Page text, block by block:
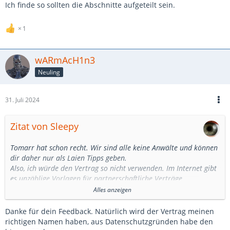
Ich finde so sollten die Abschnitte aufgeteilt sein.
1
wARmAcH1n3
Neuling
31. Juli 2024
Zitat von Sleepy
Tomarr hat schon recht. Wir sind alle keine Anwälte und können
dir daher nur als Laien Tipps geben.
Also, ich würde den Vertrag so nicht verwenden. Im Internet gibt
es unzählige Vorlagen für partnerschaftliche Verträge.
Auf einen Vertrag gehört ein Datum.
wARmAcH1n3 (im Folgenden "Auftraggeber"). Hier nimmt
man den echten Namen.
Alles anzeigen
Danke für dein Feedback. Natürlich wird der Vertrag meinen
richtigen Namen haben, aus Datenschutzgründen habe den